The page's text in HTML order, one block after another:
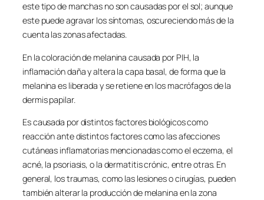
este tipo de manchas no son causadas por el sol; aunque
este puede agravar los síntomas, oscureciendo más de la
cuenta las zonas afectadas.
En la coloración de melanina causada por PIH, la
inflamación daña y altera la capa basal, de forma que la
melanina es liberada y se retiene en los macrófagos de la
dermis papilar.
Es causada por distintos factores biológicos como
reacción ante distintos factores como las afecciones
cutáneas inflamatorias mencionadas como el eczema, el
acné, la psoriasis, o la dermatitis crónic, entre otras. En
general, los traumas, como las lesiones o cirugías, pueden
también alterar la producción de melanina en la zona